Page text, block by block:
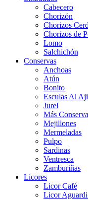
Cabecero
Chorizón
Chorizos
Chorizos de
Lomo
Salchichón
Conservas
Anchoas
Atún
Bonito
Esculas Al
Jurel
Más
Mejillones
Mermeladas
Pulpo
Sardinas
Ventresca
Zamburiñas
Licores
Licor Café
Licor